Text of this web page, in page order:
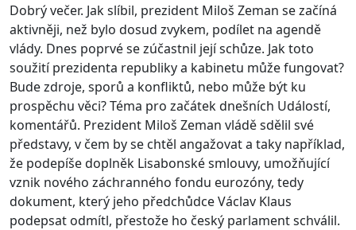
Dobrý večer. Jak slíbil, prezident Miloš Zeman se začíná
aktivněji, než bylo dosud zvykem, podílet na agendě
vlády. Dnes poprvé se zúčastnil její schůze. Jak toto
soužití prezidenta republiky a kabinetu může fungovat?
Bude zdroje, sporů a konfliktů, nebo může být ku
prospěchu věci? Téma pro začátek dnešních Událostí,
komentářů. Prezident Miloš Zeman vládě sdělil své
představy, v čem by se chtěl angažovat a taky například,
že podepíše doplněk Lisabonské smlouvy, umožňující
vznik nového záchranného fondu eurozóny, tedy
dokument, který jeho předchůdce Václav Klaus
podepsat odmítl, přestože ho český parlament schválil.